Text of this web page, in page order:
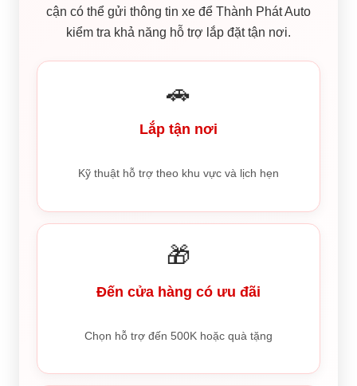
cận có thể gửi thông tin xe để Thành Phát Auto
kiểm tra khả năng hỗ trợ lắp đặt tận nơi.
🚗
Lắp tận nơi
Kỹ thuật hỗ trợ theo khu vực và lịch hẹn
🎁
Đến cửa hàng có ưu đãi
Chọn hỗ trợ đến 500K hoặc quà tặng